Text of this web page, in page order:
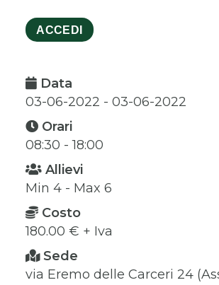
ACCEDI
Data
03-06-2022 - 03-06-2022
Orari
08:30 - 18:00
Allievi
Min 4 - Max 6
Costo
180.00 € + Iva
Sede
via Eremo delle Carceri 24